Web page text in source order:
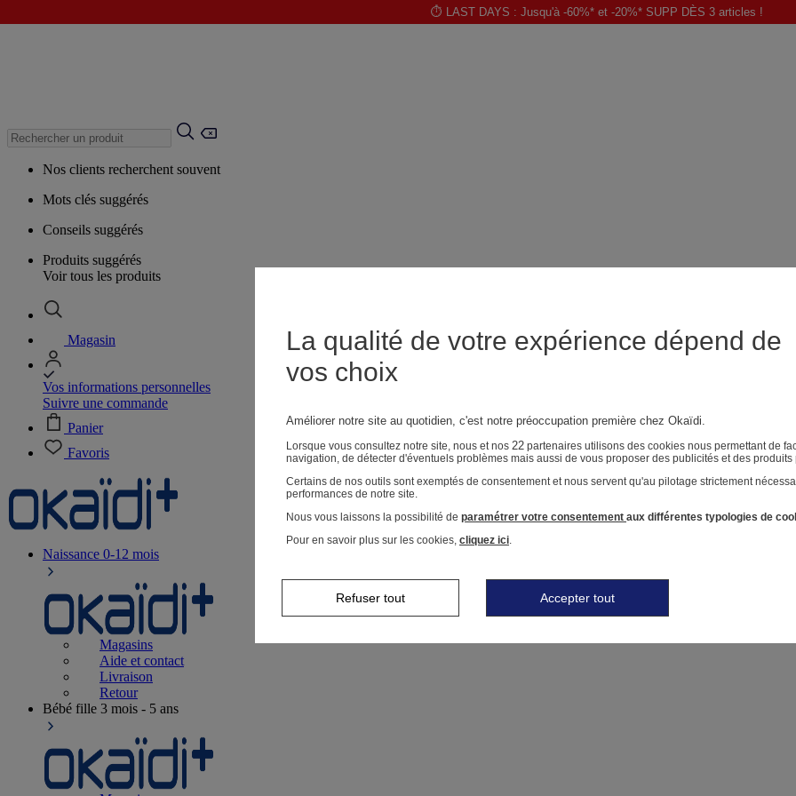
⏱️ LAST DAYS : Jusqu'à -60%* et -20%* SUPP DÈS 3 articles !
Nos clients recherchent souvent
Mots clés suggérés
Conseils suggérés
Produits suggérés
Voir tous les produits
Magasin
Vos informations personnelles
Suivre une commande
Panier
Favoris
Naissance 0-12 mois
Magasins
Aide et contact
Livraison
Retour
Bébé fille 3 mois - 5 ans
La qualité de votre expérience dépend de
vos choix
Améliorer notre site au quotidien, c'est notre préoccupation première chez Okaïdi.
Lorsque vous consultez notre site, nous et nos 22 partenaires utilisons des cookies nous permettant de
navigation, de détecter d'éventuels problèmes mais aussi de vous proposer des publicités et des
Certains de nos outils sont exemptés de consentement et nous servent qu'au pilotage strictement
performances de notre site.
Nous vous laissons la possibilité de paramétrer votre consentement aux différentes typologies de
Pour en savoir plus sur les cookies, cliquez ici.
Refuser tout Accepter tout